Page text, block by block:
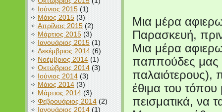
Ιούνιος 2015(1)
Μάιος 2015(3)
Απρίλιος 2015(2)
Μάρτιος 2015(3)
Ιανουάριος 2015(1)
Δεκέμβριος 2014(6)
Νοέμβριος 2014(1)
Οκτώβριος 2014(3)
Ιούνιος 2014(3)
Μάιος 2014(3)
Μάρτιος 2014(3)
Φεβρουάριος 2014(2)
Ιανουάριος 2014(1)
Μια μέρα
Παρασκευή,
Μια μέρα
παππούδες μας
παλαιότερους),
έθιμα του
πεισματικά, να